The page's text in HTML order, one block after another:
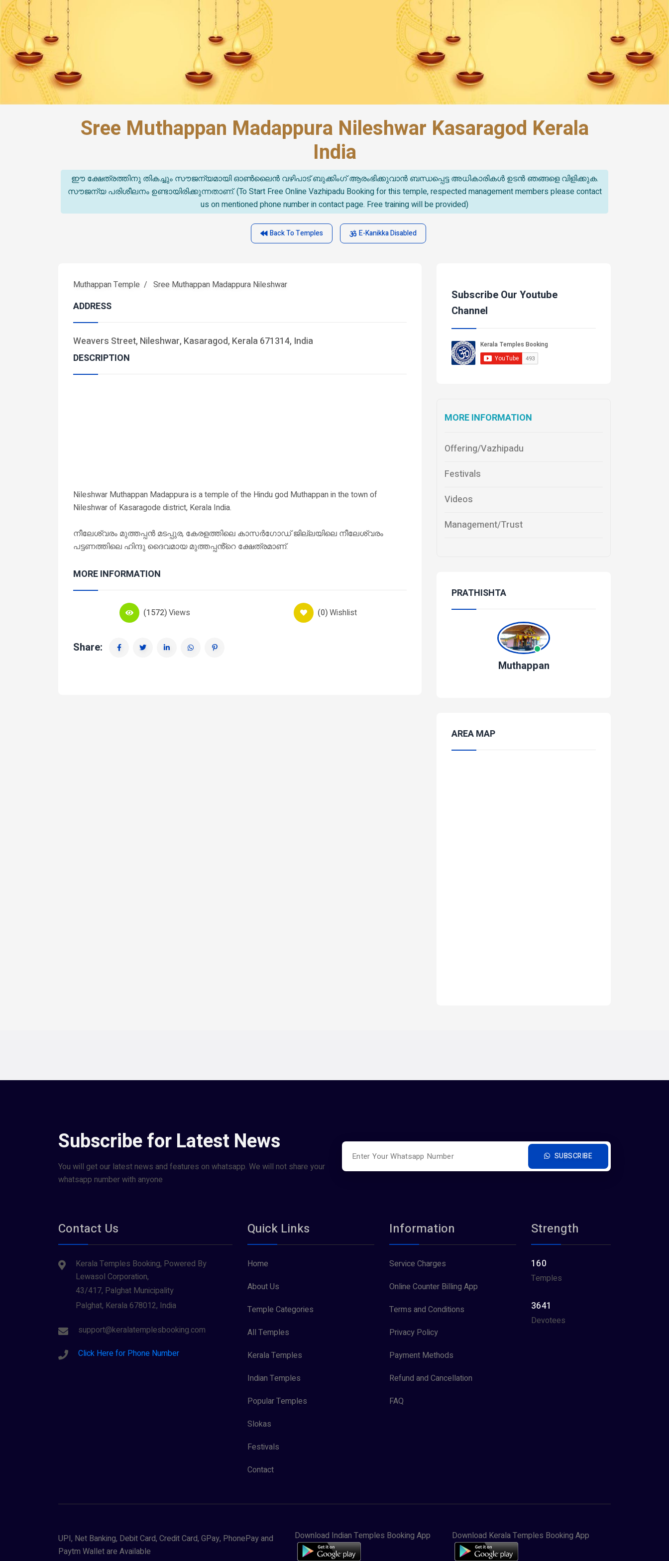
Sree Muthappan Madappura Nileshwar Kasaragod Kerala
India
ഈ ക്ഷേത്രത്തിനു തികച്ചും സൗജന്യമായി ഓൺലൈൻ വഴിപാട് ബുക്കിംഗ് ആരംഭിക്കുവാൻ ബന്ധപ്പെട്ട അധികാരികൾ ഉടൻ ഞങ്ങളെ വിളിക്കുക.
സൗജന്യ പരിശീലനം ഉണ്ടായിരിക്കുന്നതാണ്. (To Start Free Online Vazhipadu Booking for this temple, respected management members please contact
us on mentioned phone number in contact page. Free training will be provided)
Back To Temples E-Kanikka Disabled
Muthappan Temple Sree Muthappan Madappura Nileshwar
ADDRESS
Weavers Street, Nileshwar, Kasaragod, Kerala 671314, India
DESCRIPTION
Nileshwar Muthappan Madappura is a temple of the Hindu god Muthappan in the town of
Nileshwar of Kasaragode district, Kerala India.
നീലേശ്വരം മുത്തപ്പൻ മടപ്പുര, കേരളത്തിലെ കാസർഗോഡ് ജില്ലയിലെ നീലേശ്വരം
പട്ടണത്തിലെ ഹിന്ദു ദൈവമായ മുത്തപ്പൻ്റെ ക്ഷേത്രമാണ്.
MORE INFORMATION
(1572)Views (0)Wishlist
Share:
Subscribe Our Youtube
Channel
MORE INFORMATION
Offering/Vazhipadu
Festivals
Videos
Management/Trust
PRATHISHTA
Muthappan
AREA MAP
Subscribe for Latest News
You will get our latest news and features on whatsapp. We will not share your
whatsapp number with anyone
SUBSCRIBE
Contact Us
Kerala Temples Booking, Powered By
Lewasol Corporation,
43/417, Palghat Municipality
Palghat, Kerala 678012, India
support@keralatemplesbooking.com
Click Here for Phone Number
Quick Links
Home
About Us
Temple Categories
All Temples
Kerala Temples
Indian Temples
Popular Temples
Slokas
Festivals
Contact
Information
Service Charges
Online Counter Billing App
Terms and Conditions
Privacy Policy
Payment Methods
Refund and Cancellation
FAQ
Strength
160
Temples
3641
Devotees
UPI, Net Banking, Debit Card, Credit Card, GPay, PhonePay and
Paytm Wallet are Available
Download Indian Temples Booking App Download Kerala Temples Booking App